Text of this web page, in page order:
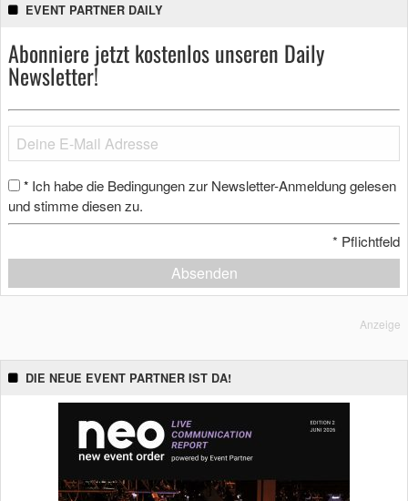
EVENT PARTNER DAILY
Abonniere jetzt kostenlos unseren Daily
Newsletter!
* Ich habe die Bedingungen zur Newsletter-Anmeldung gelesen
und stimme diesen zu.
* Pflichtfeld
Absenden
Anzeige
DIE NEUE EVENT PARTNER IST DA!